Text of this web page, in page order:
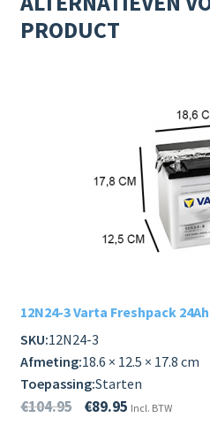
PRODUCT
12N24-3 Varta Freshpack
SKU:12N24-3
Afmeting:18.6 × 12.5 × 17.8 cm
Toepassing:Starten
€104.95 €89.95 Incl. BTW